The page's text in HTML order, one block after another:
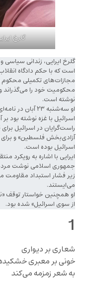
گلرخ
گلرخ ایرایی، زندانی سیاسی
است که با حکم دادگاه
مجازات‌های تکمیلی محکوم
محکومیت خود را‌ می‌گذراند
نوشته است.
او سه‌شنبه ۲۳
اسرائیل با غزه نوشته بود
راست‌گرایان در اسرائیل
آزادی‌بخش فلسطین» و
اسرائیل بوده است.
ایرایی با اشاره به
جمهوری اسلامی نوشت
زیر فشار استبداد مقاومت
می‌ایستند.
او همچنین خواستار
از سوی اسرائیل» شده بود.
1
شعاری بر دیواری
خونی بر معبری خشکیده
به شعر زمزمه می‌کند